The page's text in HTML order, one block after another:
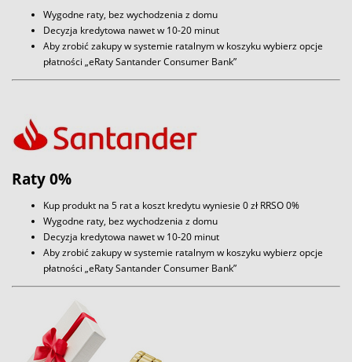
Wygodne raty, bez wychodzenia z domu
Decyzja kredytowa nawet w 10-20 minut
Aby zrobić zakupy w systemie ratalnym w koszyku wybierz opcje
płatności „eRaty Santander Consumer Bank”
Raty 0%
Kup produkt na 5 rat a koszt kredytu wyniesie 0 zł RRSO 0%
Wygodne raty, bez wychodzenia z domu
Decyzja kredytowa nawet w 10-20 minut
Aby zrobić zakupy w systemie ratalnym w koszyku wybierz opcje
płatności „eRaty Santander Consumer Bank”